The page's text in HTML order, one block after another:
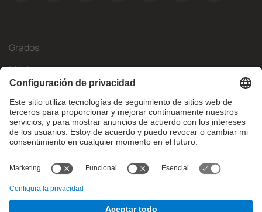
Grados
Másteres
Movilidad Internacional
Investigación
Empresa
¿Qué necesitas?